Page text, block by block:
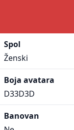
Spol
Ženski
Boja avatara
D33D3D
Banovan